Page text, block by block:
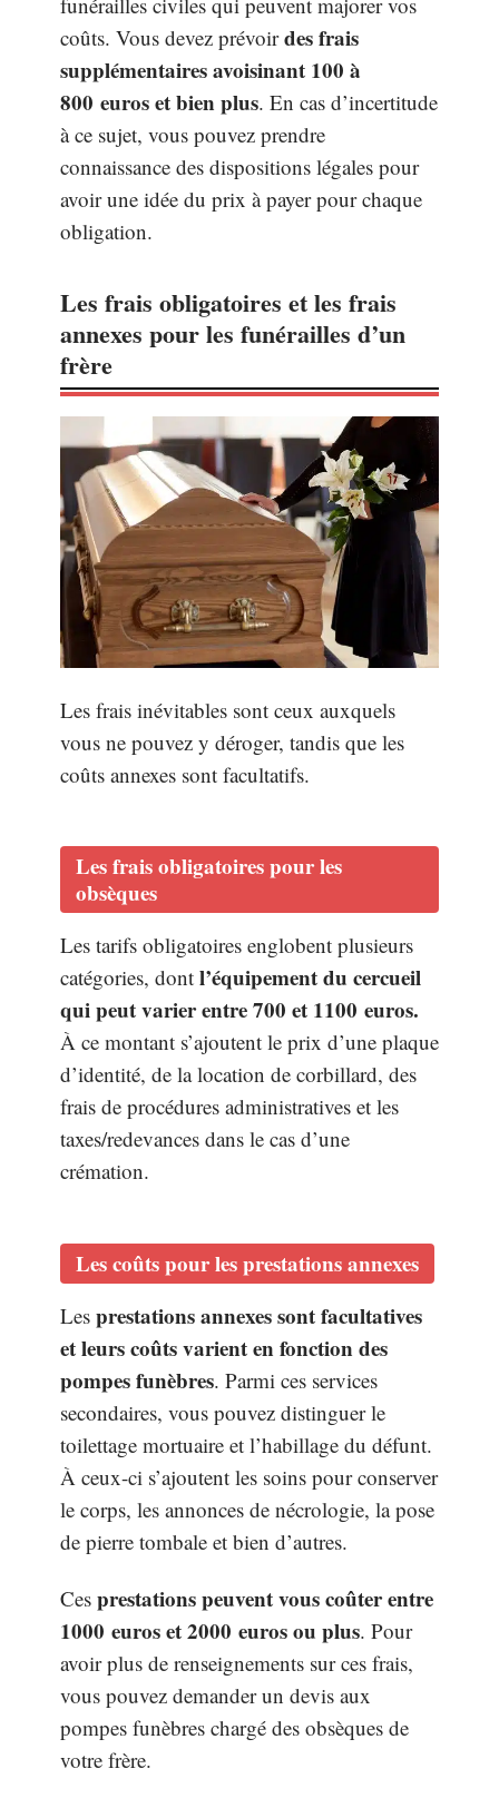
coûts. Vous devez prévoirdes frais
supplémentaires avoisinant 100 à
800 euros et bien plus. En cas d’incertitude
à ce sujet, vous pouvez prendre
connaissance des dispositions légales pour
avoir une idée du prix à payer pour chaque
obligation.
Les frais obligatoires et les frais
annexes pour les funérailles d’un
frère
Les frais inévitables sont ceux auxquels
vous ne pouvez y déroger, tandis que les
coûts annexes sont facultatifs.
Les frais obligatoires pour les
obsèques
Les tarifs obligatoires englobent plusieurs
catégories, dont l’équipement du cercueil
qui peut varier entre 700 et 1100 euros.
À ce montant s’ajoutent le prix d’une plaque
d’identité, de la location de corbillard, des
frais de procédures administratives et les
taxes/redevances dans le cas d’une
crémation.
Les coûts pour les prestations annexes
Les prestations annexes sont facultatives
et leurs coûts varient en fonction des
pompes funèbres. Parmi ces services
secondaires, vous pouvez distinguer le
toilettage mortuaire et l’habillage du défunt.
À ceux-ci s’ajoutent les soins pour conserver
le corps, les annonces de nécrologie, la pose
de pierre tombale et bien d’autres.
Ces prestations peuvent vous coûter entre
1000 euros et 2000 euros ou plus. Pour
avoir plus de renseignements sur ces frais,
vous pouvez demander un devis aux
pompes funèbres chargé des obsèques de
votre frère.